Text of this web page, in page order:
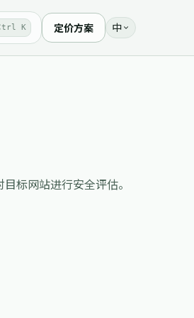
K 定价方案 中
标网站进行安全评估。